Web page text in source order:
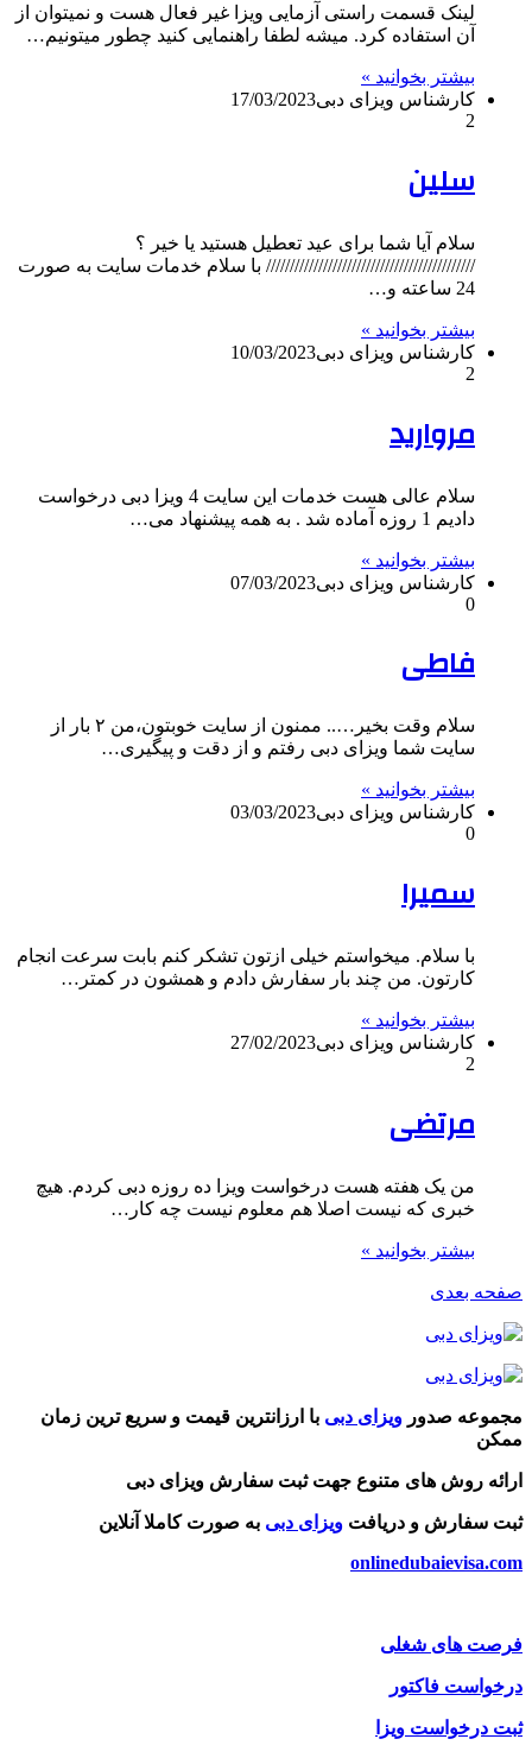
لینک قسمت راستی آزمایی ویزا غیر فعال هست و نمیتوان از
آن استفاده کرد. میشه لطفا راهنمایی کنید چطور میتونیم…
بیشتر بخوانید »
کارشناس ویزای دبی17/03/2023
2
سلین
سلام آیا شما برای عید تعطیل هستید یا خیر ؟
//////////////////////////////////////////// با سلام خدمات سایت به صورت
24 ساعته و…
بیشتر بخوانید »
کارشناس ویزای دبی10/03/2023
2
مروارید
سلام عالی هست خدمات این سایت 4 ویزا دبی درخواست
دادیم 1 روزه آماده شد . به همه پیشنهاد می…
بیشتر بخوانید »
کارشناس ویزای دبی07/03/2023
0
فاطی
سلام وقت بخیر….. ممنون از سایت خوبتون،من ۲ بار از
سایت شما ویزای دبی رفتم و از دقت و پیگیری…
بیشتر بخوانید »
کارشناس ویزای دبی03/03/2023
0
سمیرا
با سلام. میخواستم خیلی ازتون تشکر کنم بابت سرعت انجام
کارتون. من چند بار سفارش دادم و همشون در کمتر…
بیشتر بخوانید »
کارشناس ویزای دبی27/02/2023
2
مرتضی
من یک هفته هست درخواست ویزا ده روزه دبی کردم. هیچ
خبری که نیست اصلا هم معلوم نیست چه کار…
بیشتر بخوانید »
صفحه بعدی
مجموعه صدور ویزای دبی با ارزانترین قیمت و سریع ترین زمان
ممکن
ارائه روش های متنوع جهت ثبت سفارش ویزای دبی
ثبت سفارش و دریافت ویزای دبی به صورت کاملا آنلاین
onlinedubaievisa.com
فرصت های شغلی
درخواست فاکتور
ثبت درخواست ویزا